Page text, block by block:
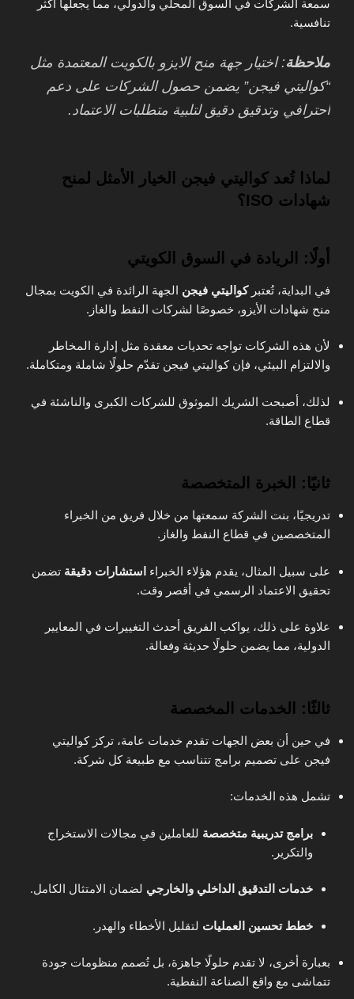
سمعة الشركات في السوق المحلي والدولي، مما يجعلها أكثر
تنافسية.
ملاحظة: اختيار جهة منح الايزو بالكويت المعتمدة مثل
“كواليتي فيجن” يضمن حصول الشركات على دعم
احترافي وتدقيق دقيق لتلبية متطلبات الاعتماد.
لماذا تُعد كواليتي فيجن الخيار الأمثل لمنح
شهادات ISO؟
أولًا: الريادة في السوق الكويتي
في البداية، تُعتبركواليتي فيجن الجهة الرائدة في الكويت بمجال
منح شهادات الأيزو، خصوصًا لشركات النفط والغاز.
لأن هذه الشركات تواجه تحديات معقدة مثل إدارة المخاطر
والالتزام البيئي، فإن كواليتي فيجن تقدّم حلولًا شاملة ومتكاملة.
لذلك، أصبحت الشريك الموثوق للشركات الكبرى والناشئة في
قطاع الطاقة.
ثانيًا: الخبرة المتخصصة
تدريجيًا، بنت الشركة سمعتها من خلال فريق من الخبراء
المتخصصين في قطاع النفط والغاز.
على سبيل المثال، يقدم هؤلاء الخبراء استشارات دقيقة تضمن
تحقيق الاعتماد الرسمي في أقصر وقت.
علاوة على ذلك، يواكب الفريق أحدث التغييرات في المعايير
الدولية، مما يضمن حلولًا حديثة وفعالة.
ثالثًا: الخدمات المخصصة
في حين أن بعض الجهات تقدم خدمات عامة، تركز كواليتي
فيجن على تصميم برامج تتناسب مع طبيعة كل شركة.
تشمل هذه الخدمات:
برامج تدريبية متخصصة للعاملين في مجالات الاستخراج
والتكرير.
خدمات التدقيق الداخلي والخارجي لضمان الامتثال الكامل.
خطط تحسين العمليات لتقليل الأخطاء والهدر.
بعبارة أخرى، لا تقدم حلولًا جاهزة، بل تُصمم منظومات جودة
تتماشى مع واقع الصناعة النفطية.